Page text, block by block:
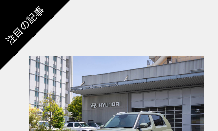
注目の記事